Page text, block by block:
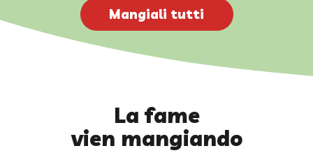
Mangiali tutti
La fame
vien mangiando